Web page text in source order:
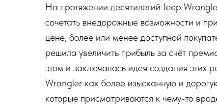
На протяжении десятилетий Jeep
сочетать внедорожные возможности и
цене, более или менее доступной
решила увеличить прибыль за счёт
этом и заключалась идея создания этих
Wrangler как более изысканную и
которые присматриваются к чему-то